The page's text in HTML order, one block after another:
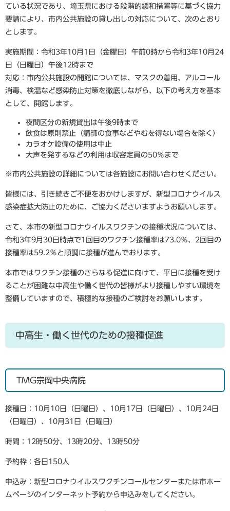
ている状況であり、埼玉県における段階的緩和措置等に基づく協力
要請により、市内公共施設の貸し出しの対応について、次のとおり
とします。
実施期間：令和3年10月1日（金曜日）午前0時から令和3年10月24
日（日曜日）午後12時まで
対応：市内公共施設の開館については、マスクの着用、アルコール
消毒、検温など感染防止対策を徹底しながら、以下の考え方を基本
として、開館します。
夜間区分の新規貸出は午後9時まで
飲食は原則禁止（講師の食事などやむを得ない場合を除く）
カラオケ設備の使用は中止
大声を発するなどの利用は収容定員の50％まで
※市内公共施設の詳細については各施設にお問い合わせください。
皆様には、引き続きご不便をおかけしますが、新型コロナウイルス
感染症拡大防止のために、ご協力くださいますようお願いします。
さて、本市の新型コロナウイルスワクチンの接種状況については、
令和3年9月30日時点で1回目のワクチン接種率は73.0％、2回目の
接種率は59.2％と順調に接種が進んでおります。
本市ではワクチン接種のさらなる促進に向けて、平日に接種を受け
ることが困難な中高生や働く世代の皆様がより接種しやすい環境を
整備していますので、積極的な接種のご検討をお願いします。
中高生・働く世代のための接種促進
TMG宗岡中央病院
接種日：10月10日（日曜日）、10月17日（日曜日）、10月24日
（日曜日）、10月31日（日曜日）
時間：12時50分、13時20分、13時50分
予約枠：各日150人
申込み：新型コロナウイルスワクチンコールセンターまたは市ホー
ムページのインターネット予約から申込みをしてください。